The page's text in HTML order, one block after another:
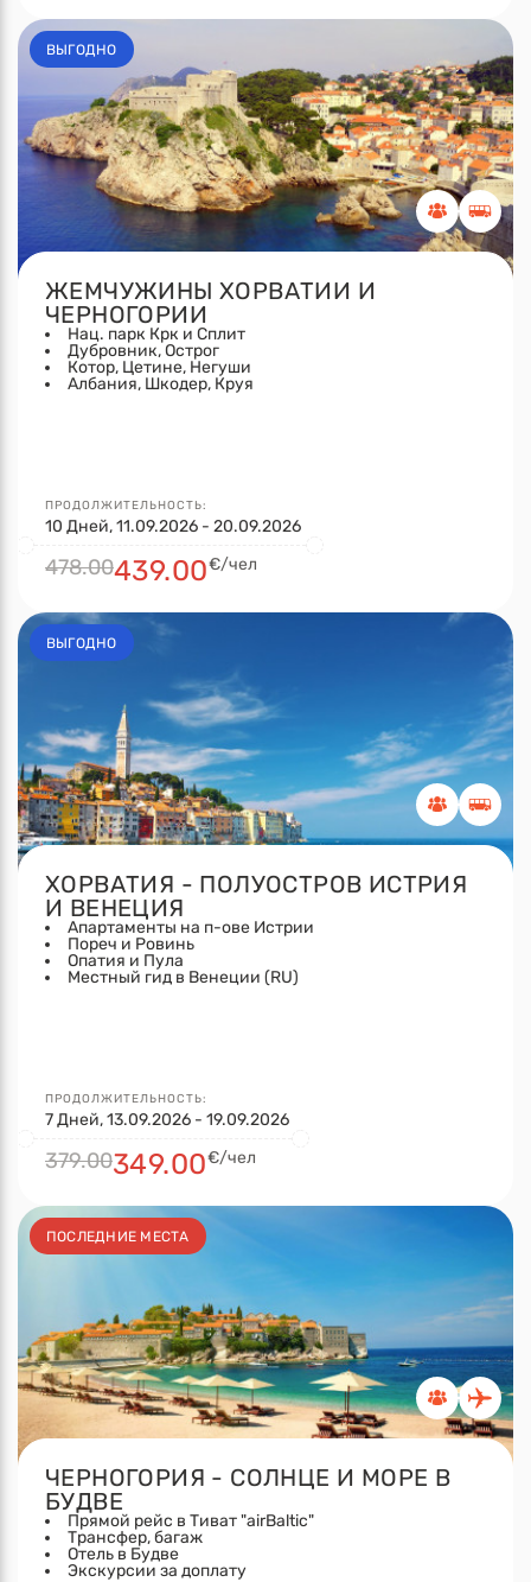
ВЫГОДНО
ЖЕМЧУЖИНЫ ХОРВАТИИ И
ЧЕРНОГОРИИ
Нац. парк Крк и Сплит
Дубровник, Острог
Котор, Цетине, Негуши
Албания, Шкодер, Круя
ПРОДОЛЖИТЕЛЬНОСТЬ:
10 Дней, 11.09.2026 - 20.09.2026
478.00439.00€/чел
ВЫГОДНО
ХОРВАТИЯ - ПОЛУОСТРОВ ИСТРИЯ
И ВЕНЕЦИЯ
Апартаменты на п-ове Истрии
Пореч и Ровинь
Опатия и Пула
Местный гид в Венеции (RU)
ПРОДОЛЖИТЕЛЬНОСТЬ:
7 Дней, 13.09.2026 - 19.09.2026
379.00349.00€/чел
ПОСЛЕДНИЕ МЕСТА
ЧЕРНОГОРИЯ - СОЛНЦЕ И МОРЕ В
БУДВЕ
Прямой рейс в Тиват "airBaltic"
Трансфер, багаж
Отель в Будве
Экскурсии за доплату